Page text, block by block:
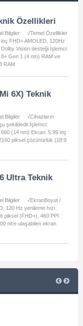
Özellikleri
Bilgiler √Temel Özellikler
FHD+ AMOLED, 120Hz
Dolby Vision desteği İşlemci:
Gen 1 (4 nm) RAM ve
RAM
6X) Teknik
Bilgiler √Cihazların
şekildedir.İşlemci:
(14 nm) Ekran: 5.99 inç
piksel çözünürlük (18:9
Ultra Teknik
Bilgiler √EkranBoyut /
120 Hz yenileme hızı.
piksel (FHD+), 460 PPI.
nit’e ulaşabilen ekran